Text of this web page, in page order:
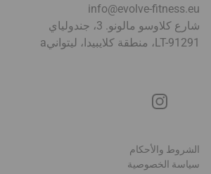
info@evolve-fitness.eu
شارع كلاوسو مالونو. 3، جندولياي
LT-91291، منطقة كلايبيدا، ليتواني
a
الشروط والأحكام
سياسة الخصوصية